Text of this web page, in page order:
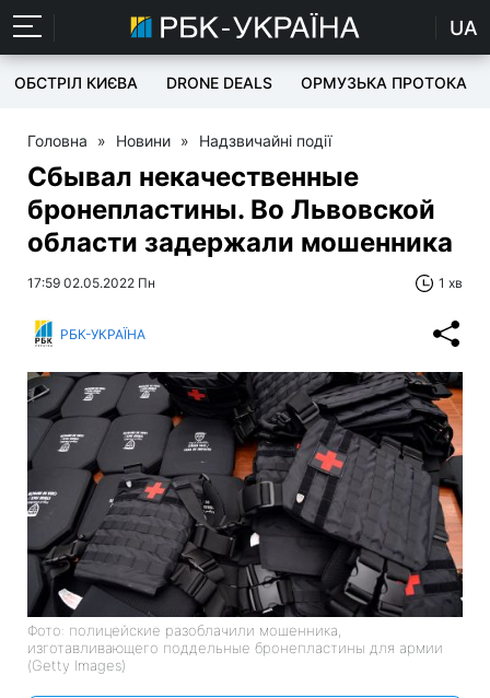
UA
ОБСТРІЛ КИЄВА DRONE DEALS ОРМУЗЬКА ПРОТОКА
Головна » Новини » Надзвичайні події
Сбывал некачественные
бронепластины. Во Львовской
области задержали мошенника
17:59 02.05.2022 Пн 1 хв
РБК-УКРАЇНА
Фото: полицейские разоблачили мошенника,
изготавливающего поддельные бронепластины для армии
(Getty Images)